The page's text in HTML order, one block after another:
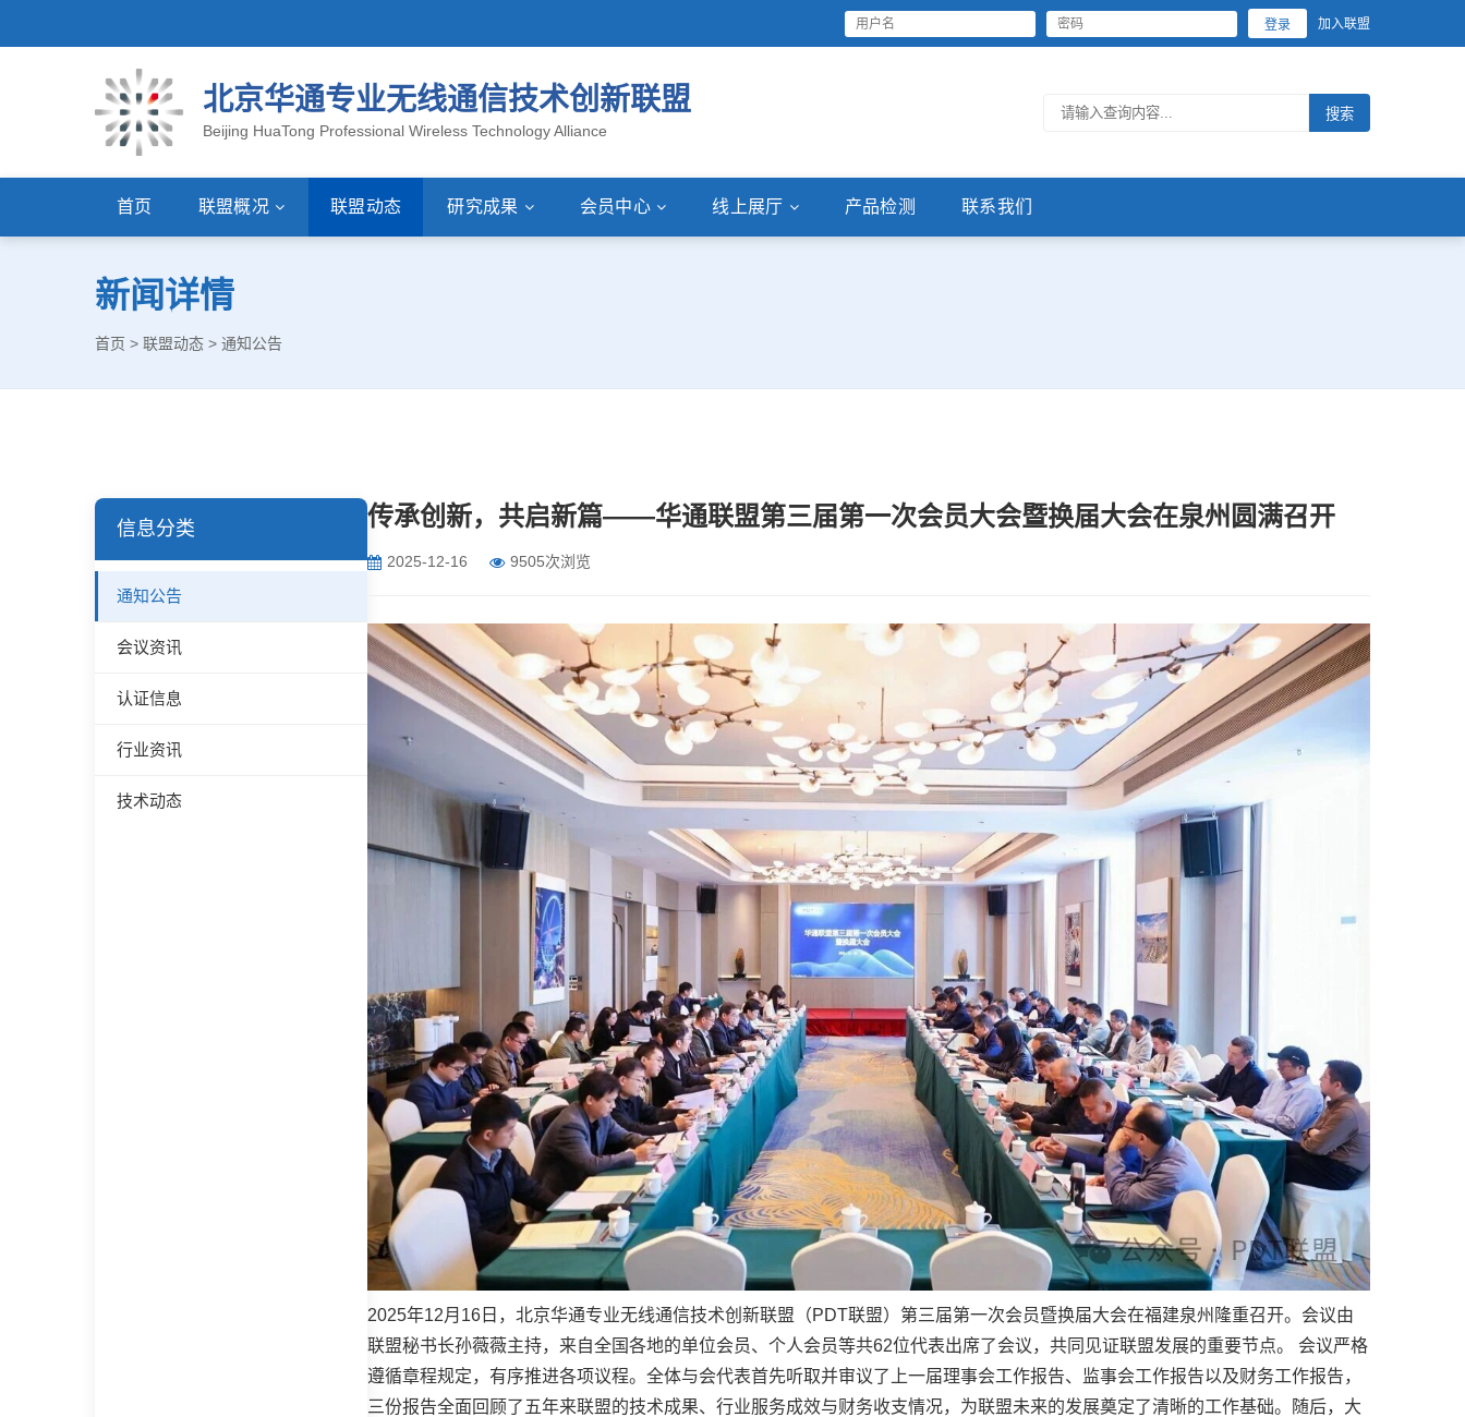
登录 加入联盟
北京华通专业无线通信技术创新联盟
Beijing HuaTong Professional Wireless Technology Alliance
搜索
首页 联盟概况 联盟动态 研究成果 会员中心 线上展厅 产品检测 联系我们
新闻详情
首页 > 联盟动态 > 通知公告
信息分类
通知公告
会议资讯
认证信息
行业资讯
技术动态
传承创新，共启新篇——华通联盟第三届第一次会员大会暨换届大会在泉州圆满召开
2025-12-16 9505次浏览
2025年12月16日，北京华通专业无线通信技术创新联盟（PDT联盟）第三届第一次会员暨换届大会在福建泉州隆重召开。会议由
联盟秘书长孙薇薇主持，来自全国各地的单位会员、个人会员等共62位代表出席了会议，共同见证联盟发展的重要节点。 会议严格
遵循章程规定，有序推进各项议程。全体与会代表首先听取并审议了上一届理事会工作报告、监事会工作报告以及财务工作报告，
三份报告全面回顾了五年来联盟的技术成果、行业服务成效与财务收支情况，为联盟未来的发展奠定了清晰的工作基础。随后，大